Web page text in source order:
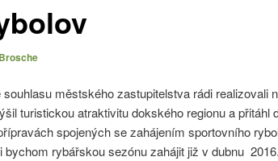
městského zastupitelstva rádi realizovali
turistickou atraktivitu dokského regionu a
spojených se zahájením sportovního
bychom rybářskou sezónu zahájit již v dubnu